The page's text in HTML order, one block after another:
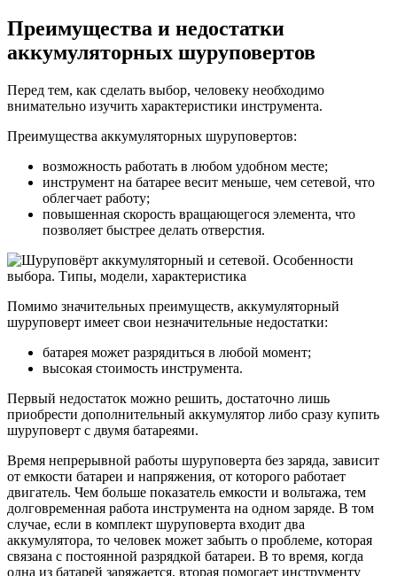
Преимущества и недостатки
аккумуляторных шуруповертов
Перед тем, как сделать выбор, человеку необходимо
внимательно изучить характеристики инструмента.
Преимущества аккумуляторных шуруповертов:
возможность работать в любом удобном месте;
инструмент на батарее весит меньше, чем сетевой, что
облегчает работу;
повышенная скорость вращающегося элемента, что
позволяет быстрее делать отверстия.
Помимо значительных преимуществ, аккумуляторный
шуруповерт имеет свои незначительные недостатки:
батарея может разрядиться в любой момент;
высокая стоимость инструмента.
Первый недостаток можно решить, достаточно лишь
приобрести дополнительный аккумулятор либо сразу купить
шуруповерт с двумя батареями.
Время непрерывной работы шуруповерта без заряда, зависит
от емкости батареи и напряжения, от которого работает
двигатель. Чем больше показатель емкости и вольтажа, тем
долговременная работа инструмента на одном заряде. В том
случае, если в комплект шуруповерта входит два
аккумулятора, то человек может забыть о проблеме, которая
связана с постоянной разрядкой батареи. В то время, когда
одна из батарей заряжается, вторая помогает инструменту